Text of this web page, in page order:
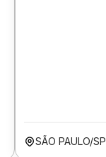
SÃO PAULO/SP